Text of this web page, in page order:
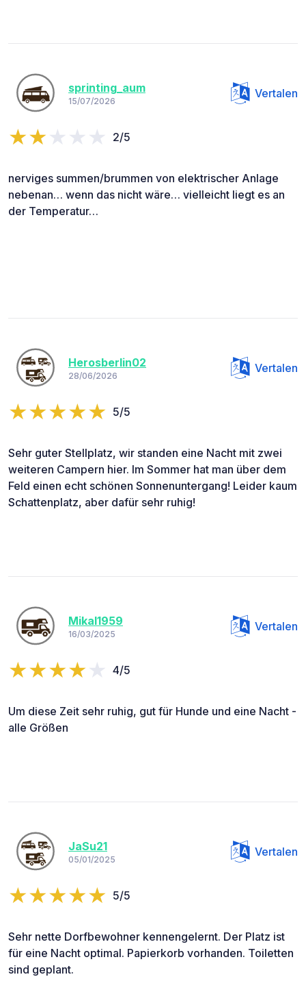
sprinting_aum
15/07/2026
Vertalen
2/5
nerviges summen/brummen von elektrischer Anlage
nebenan… wenn das nicht wäre… vielleicht liegt es an
der Temperatur…
Herosberlin02
28/06/2026
Vertalen
5/5
Sehr guter Stellplatz, wir standen eine Nacht mit zwei
weiteren Campern hier. Im Sommer hat man über dem
Feld einen echt schönen Sonnenuntergang! Leider kaum
Schattenplatz, aber dafür sehr ruhig!
Mikal1959
16/03/2025
Vertalen
4/5
Um diese Zeit sehr ruhig, gut für Hunde und eine Nacht -
alle Größen
JaSu21
05/01/2025
Vertalen
5/5
Sehr nette Dorfbewohner kennengelernt. Der Platz ist
für eine Nacht optimal. Papierkorb vorhanden. Toiletten
sind geplant.